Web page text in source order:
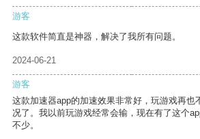
游客
这款软件简直是神器，解决了我所有问题。
2024-06-21
游客
这款加速器app的加速效果非常好，玩游戏再也
况了。我以前玩游戏经常会输，现在有了这个
不少。